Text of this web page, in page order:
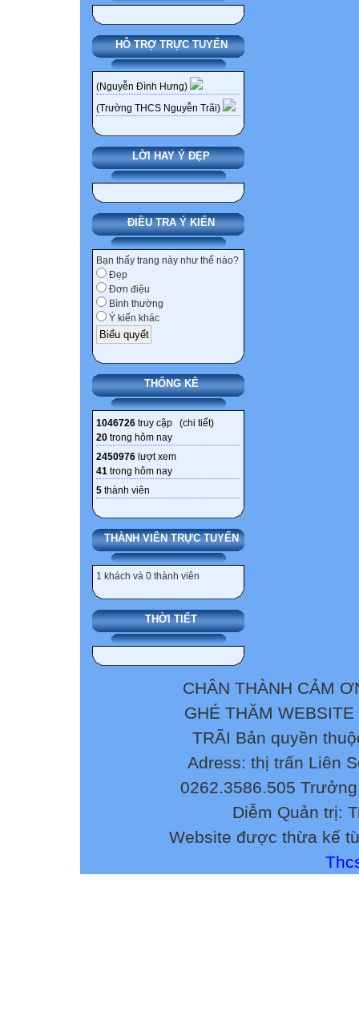
HỖ TRỢ TRỰC TUYẾN
(Nguyễn Đình Hưng)
(Trường THCS Nguyễn Trãi)
LỜI HAY Ý ĐẸP
ĐIỀU TRA Ý KIẾN
Bạn thấy trang này như thế nào?
Đẹp
Đơn điệu
Bình thường
Ý kiến khác
THỐNG KÊ
1046726 truy cập (chi tiết)
20 trong hôm nay
2450976 lượt xem
41 trong hôm nay
5 thành viên
THÀNH VIÊN TRỰC TUYẾN
1 khách và 0 thành viên
THỜI TIẾT
CHÂN THÀNH CẢM
GHÉ THĂM
TRÃI Bản quyền
Adress: thị trấn Liên
0262.3586.505
Diễm Quản trị:
Website được thừa kế